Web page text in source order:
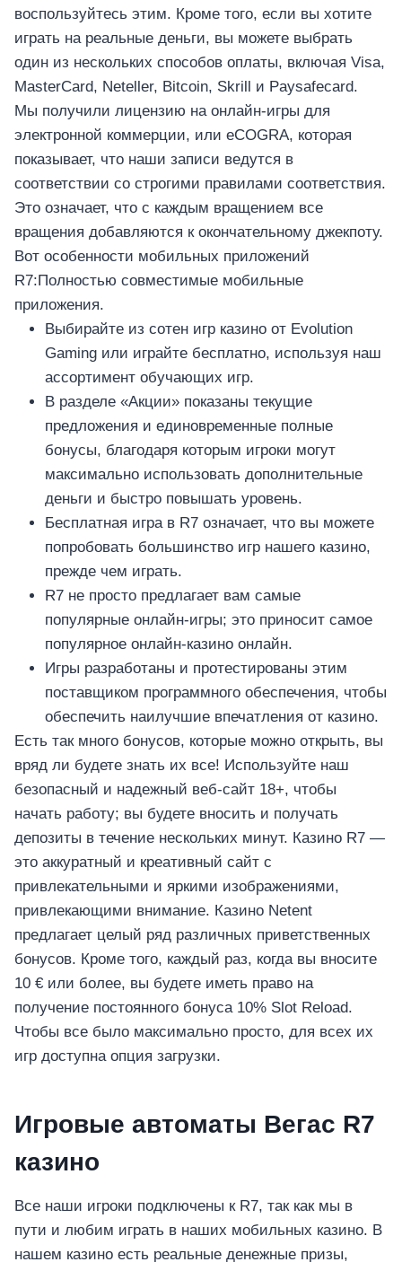
воспользуйтесь этим. Кроме того, если вы хотите
играть на реальные деньги, вы можете выбрать
один из нескольких способов оплаты, включая Visa,
MasterCard, Neteller, Bitcoin, Skrill и Paysafecard.
Мы получили лицензию на онлайн-игры для
электронной коммерции, или eCOGRA, которая
показывает, что наши записи ведутся в
соответствии со строгими правилами соответствия.
Это означает, что с каждым вращением все
вращения добавляются к окончательному джекпоту.
Вот особенности мобильных приложений
R7:Полностью совместимые мобильные
приложения.
Выбирайте из сотен игр казино от Evolution
Gaming или играйте бесплатно, используя наш
ассортимент обучающих игр.
В разделе «Акции» показаны текущие
предложения и единовременные полные
бонусы, благодаря которым игроки могут
максимально использовать дополнительные
деньги и быстро повышать уровень.
Бесплатная игра в R7 означает, что вы можете
попробовать большинство игр нашего казино,
прежде чем играть.
R7 не просто предлагает вам самые
популярные онлайн-игры; это приносит самое
популярное онлайн-казино онлайн.
Игры разработаны и протестированы этим
поставщиком программного обеспечения, чтобы
обеспечить наилучшие впечатления от казино.
Есть так много бонусов, которые можно открыть, вы
вряд ли будете знать их все! Используйте наш
безопасный и надежный веб-сайт 18+, чтобы
начать работу; вы будете вносить и получать
депозиты в течение нескольких минут. Казино R7 —
это аккуратный и креативный сайт с
привлекательными и яркими изображениями,
привлекающими внимание. Казино Netent
предлагает целый ряд различных приветственных
бонусов. Кроме того, каждый раз, когда вы вносите
10 € или более, вы будете иметь право на
получение постоянного бонуса 10% Slot Reload.
Чтобы все было максимально просто, для всех их
игр доступна опция загрузки.
Игровые автоматы Вегас R7
казино
Все наши игроки подключены к R7, так как мы в
пути и любим играть в наших мобильных казино. В
нашем казино есть реальные денежные призы,